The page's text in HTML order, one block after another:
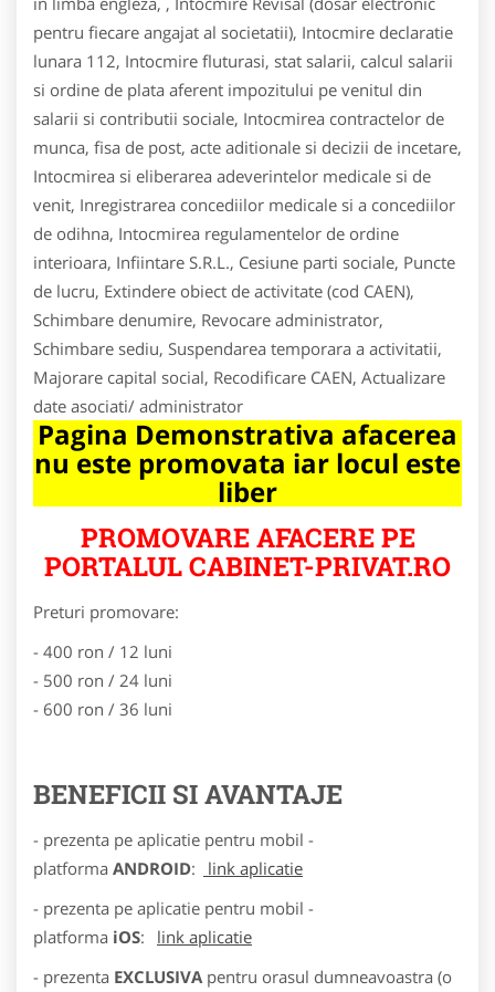
pentru fiecare angajat al societatii), Intocmire declaratie
lunara 112, Intocmire fluturasi, stat salarii, calcul salarii
si ordine de plata aferent impozitului pe venitul din
salarii si contributii sociale, Intocmirea contractelor de
munca, fisa de post, acte aditionale si decizii de incetare,
Intocmirea si eliberarea adeverintelor medicale si de
venit, Inregistrarea concediilor medicale si a concediilor
de odihna, Intocmirea regulamentelor de ordine
interioara, Infiintare S.R.L., Cesiune parti sociale, Puncte
de lucru, Extindere obiect de activitate (cod CAEN),
Schimbare denumire, Revocare administrator,
Schimbare sediu, Suspendarea temporara a activitatii,
Majorare capital social, Recodificare CAEN, Actualizare
date asociati/ administrator
Pagina Demonstrativa afacerea
nu este promovata iar locul este
liber
PROMOVARE AFACERE PE
PORTALUL CABINET-PRIVAT.RO
Preturi promovare:
- 400 ron / 12 luni
- 500 ron / 24 luni
- 600 ron / 36 luni
BENEFICII SI AVANTAJE
- prezenta pe aplicatie pentru mobil -
platforma ANDROID:
link aplicatie
- prezenta pe aplicatie pentru mobil -
platforma iOS:
link aplicatie
- prezenta EXCLUSIVA pentru orasul dumneavoastra (o